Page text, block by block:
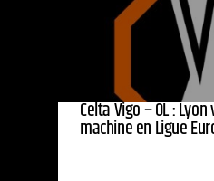
Celta Vigo – OL :
machine en Ligue